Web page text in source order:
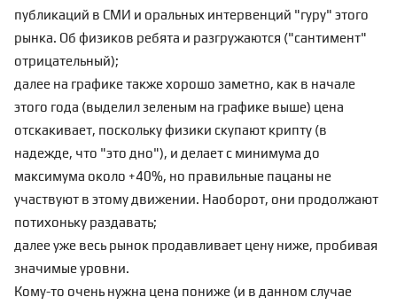
публикаций в СМИ и оральных интервенций "гуру" этого
рынка. Об физиков ребята и разгружаются ("сантимент"
отрицательный);
далее на графике также хорошо заметно, как в начале
этого года (выделил зеленым на графике выше) цена
отскакивает, поскольку физики скупают крипту (в
надежде, что "это дно"), и делает с минимума до
максимума около +40%, но правильные пацаны не
участвуют в этому движении. Наоборот, они продолжают
потихоньку раздавать;
далее уже весь рынок продавливает цену ниже, пробивая
значимые уровни.
Кому-то очень нужна цена пониже (и в данном случае